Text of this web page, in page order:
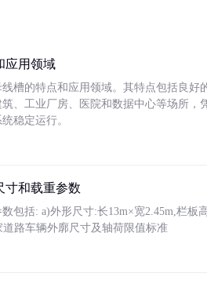
应用领域
槽的特点和应用领域。其特点包括良好
、工业厂房、医院和数据中心等场所，
稳定运行。
寸和载重参数
包括: a)外形尺寸:长13m×宽2.45m,栏板
路车辆外廓尺寸及轴荷限值标准